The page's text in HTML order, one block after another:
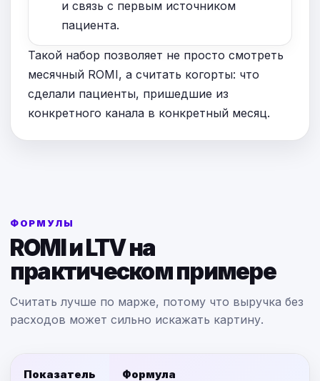
и связь с первым источником
пациента.
Такой набор позволяет не просто смотреть
месячный ROMI, а считать когорты: что
сделали пациенты, пришедшие из
конкретного канала в конкретный месяц.
ФОРМУЛЫ
ROMI и LTV на
практическом примере
Считать лучше по марже, потому что выручка без
расходов может сильно искажать картину.
Показатель Формула